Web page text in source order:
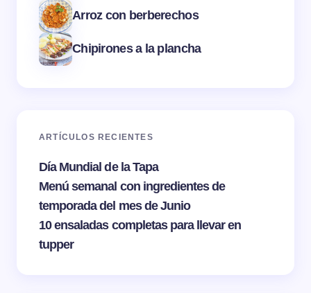
Arroz con berberechos
Chipirones a la plancha
ARTÍCULOS RECIENTES
Día Mundial de la Tapa
Menú semanal con ingredientes de
temporada del mes de Junio
10 ensaladas completas para llevar en
tupper